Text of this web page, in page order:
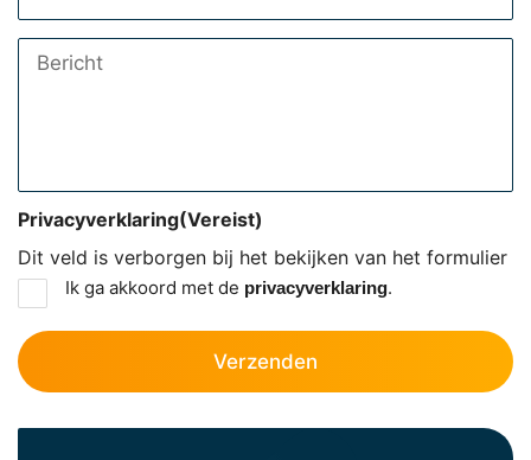
Bericht
Dit veld is verborgen bij het bekijken van het formulier
Privacyverklaring(Vereist)
Ik ga akkoord met de privacyverklaring.